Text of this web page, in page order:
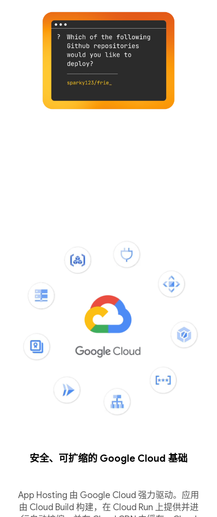
安全、可扩缩的 Google Cloud 基础
App Hosting 由 Google Cloud 强力驱动。应用
由 Cloud Build 构建，在 Cloud Run 上提供并进